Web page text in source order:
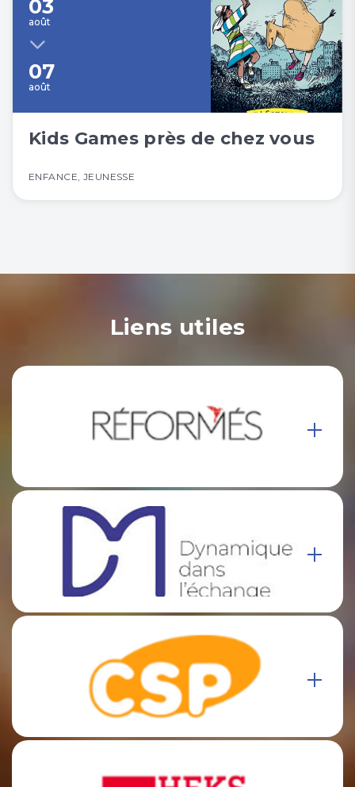
03
août
07
août
Kids Games près de chez vous
ENFANCE JEUNESSE
Tous les événements
Liens utiles